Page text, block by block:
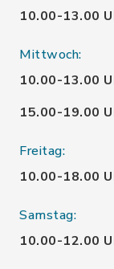
10.00-13.00
Mittwoch:
10.00-13.00
15.00-19.00
Freitag:
10.00-18.00
Samstag:
10.00-12.00